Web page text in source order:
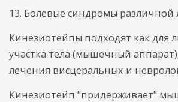
13. Болевые синдромы различной
Кинезиотейпы подходят как для
участка тела (мышечный
лечения висцеральных и
Кинезиотейп "придерживает"